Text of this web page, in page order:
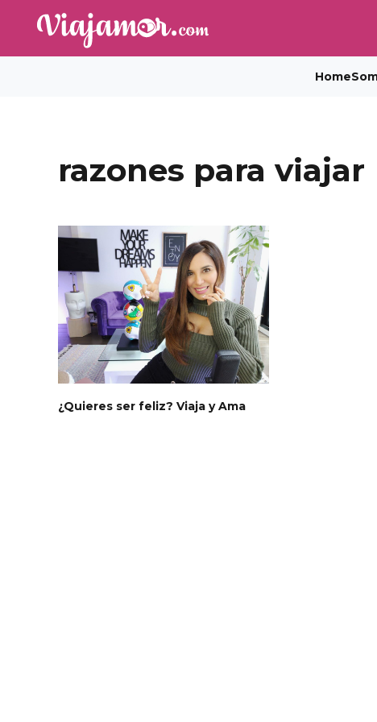
Home
razones para viajar
¿Quieres ser feliz? Viaja y Ama